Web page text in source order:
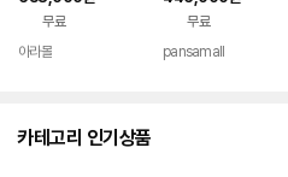
는
다.
무료
아라몰
무료
pansamall
카테고리 인기상품